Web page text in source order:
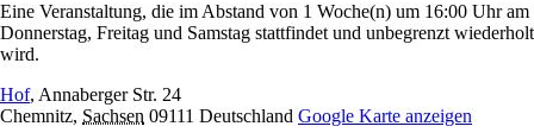
Eine Veranstaltung, die im Abstand von 1 Woche(n) um 16:00 Uhr am
Donnerstag, Freitag und Samstag stattfindet und unbegrenzt wiederholt
wird.
Hof, Annaberger Str. 24
Chemnitz, Sachsen 09111 Deutschland Google Karte anzeigen